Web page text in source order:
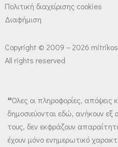
Πολιτική διαχείρισης cookies
Διαφήμιση
Copyright © 2009 – 2026
All rights reserved
❝Όλες οι πληροφορίες, απόψεις
δημοσιεύονται εδώ, ανήκουν εξ
τους, δεν εκφράζουν
έχουν μόνο ενημερωτικό